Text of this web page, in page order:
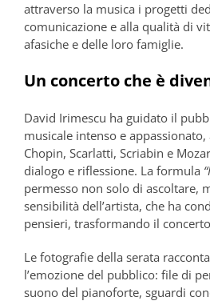
attraverso la musica i progetti
comunicazione e alla qualità di
afasiche e delle loro famiglie.
Un concerto che è
David Irimescu ha guidato il
musicale intenso e
Chopin, Scarlatti, Scriabin e
dialogo e riflessione. La formula
permesso non solo di ascoltare,
sensibilità dell’artista, che ha
pensieri, trasformando il
Le fotografie della serata
l’emozione del pubblico: file di
suono del pianoforte, sguardi